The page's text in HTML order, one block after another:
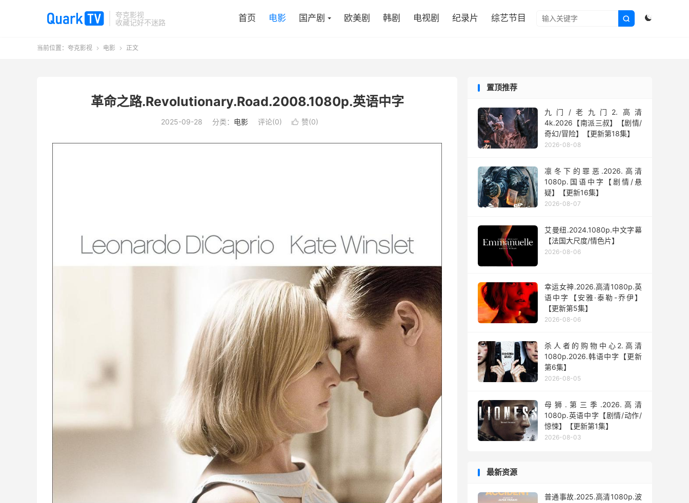
夸克影视
收藏记好不迷路


首页 电影 国产剧 欧美剧 韩剧 电视剧 纪录片 综艺节目
当前位置： 夸克影视  电影  正文
革命之路.Revolutionary.Road.2008.1080p.英语中字
2025-09-28 分类： 电影 评论(0)  赞(0)
置顶推荐
九门/老九门2.高清
4k.2026【南派三叔】【剧情/
奇幻/冒险】【更新第18集】
2026-08-08
凛冬下的罪恶.2026.高清
1080p.国语中字【剧情/悬
疑】【更新16集】
2026-08-07
艾曼纽.2024.1080p.中文字幕
【法国大尺度/情色片】
2026-08-06
幸运女神.2026.高清1080p.英
语中字【安雅·泰勒-乔伊】
【更新第5集】
2026-08-06
杀人者的购物中心2.高清
1080p.2026.韩语中字【更新
第6集】
2026-08-05
母狮.第三季.2026.高清
1080p.英语中字【剧情/动作/
惊悚】【更新第1集】
2026-08-03
最新资源
普通事故.2025.高清1080p.波